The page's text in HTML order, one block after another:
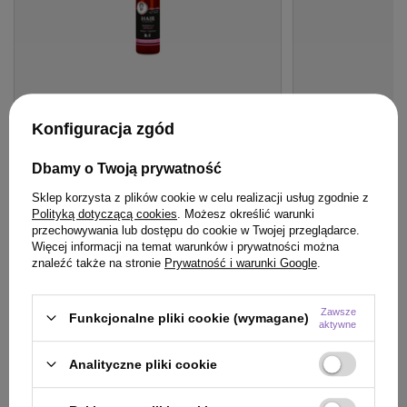
BESTSELLER
Spray Hair Expert 8 w 1 regeneracja z
keratyną roślinną do włosów 140 ml
24,99 zł / szt.
(17,85 zł / 100ml)
24.99pktpunktów
Do koszyka
hialuronowym
24,99 zł
(17,85 zł / 100ml)
24.99
Konfiguracja zgód
Dbamy o Twoją prywatność
Sklep korzysta z plików cookie w celu realizacji usług zgodnie z
Polityką dotyczącą cookies . Możesz określić warunki
przechowywania lub dostępu do cookie w Twojej przeglądarce.
Więcej informacji na temat warunków i prywatności można
znaleźć także na stronie Prywatność i warunki Google
Funkcjonalne pliki cookie (wymagane)
Zawsze
aktywne
Analityczne pliki cookie